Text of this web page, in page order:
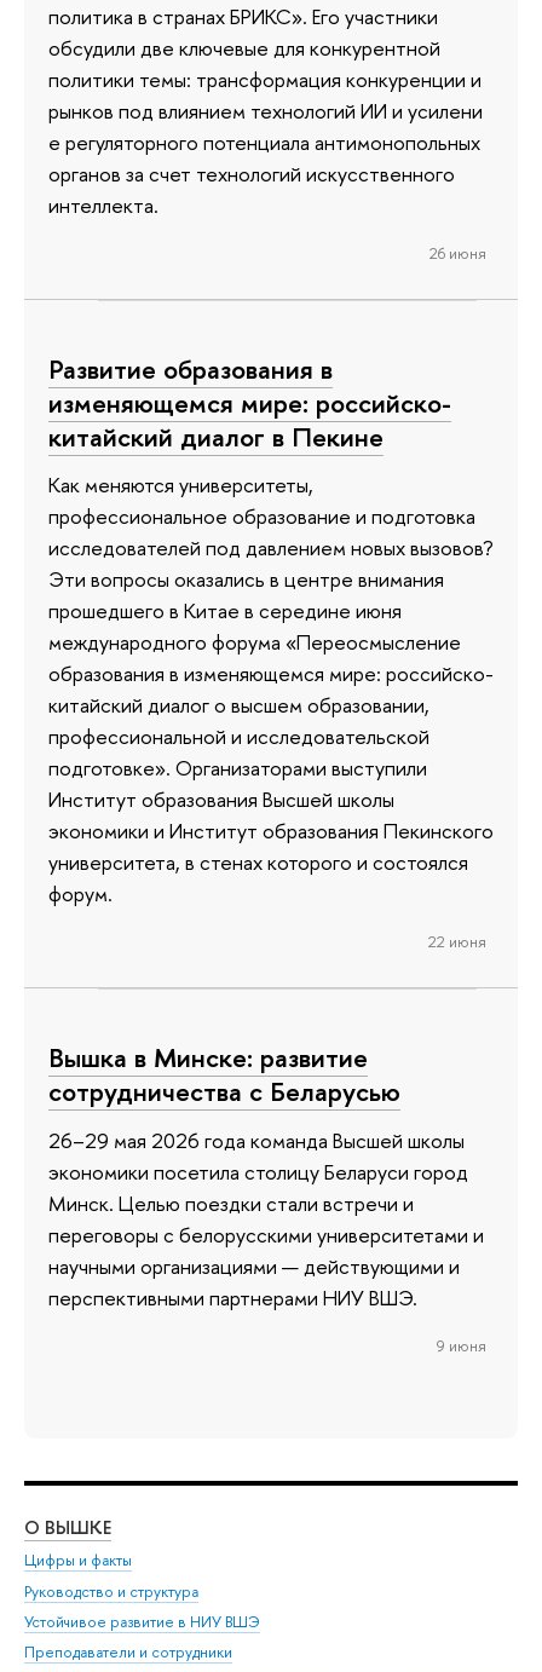
политика в странах БРИКС». Его участники
обсудили две ключевые для конкурентной
политики темы: трансформация конкуренции и
рынков под влиянием технологий ИИ и усилени
е регуляторного потенциала антимонопольных
органов за счет технологий искусственного
интеллекта.
26 июня
Развитие образования в
изменяющемся мире: российско-
китайский диалог в Пекине
Как меняются университеты,
профессиональное образование и подготовка
исследователей под давлением новых вызовов?
Эти вопросы оказались в центре внимания
прошедшего в Китае в середине июня
международного форума «Переосмысление
образования в изменяющемся мире: российско-
китайский диалог о высшем образовании,
профессиональной и исследовательской
подготовке». Организаторами выступили
Институт образования Высшей школы
экономики и Институт образования Пекинского
университета, в стенах которого и состоялся
форум.
22 июня
Вышка в Минске: развитие
сотрудничества с Беларусью
26–29 мая 2026 года команда Высшей школы
экономики посетила столицу Беларуси город
Минск. Целью поездки стали встречи и
переговоры с белорусскими университетами и
научными организациями — действующими и
перспективными партнерами НИУ ВШЭ.
9 июня
О ВЫШКЕ
Цифры и факты
Руководство и структура
Устойчивое развитие в НИУ ВШЭ
Преподаватели и сотрудники